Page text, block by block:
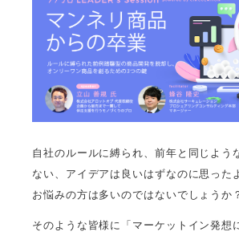
自社のルールに縛られ、前年と同じよう
ない、アイデアは良いはずなのに思った
お悩みの方は多いのではないでしょうか
そのような皆様に「マーケットイン発想